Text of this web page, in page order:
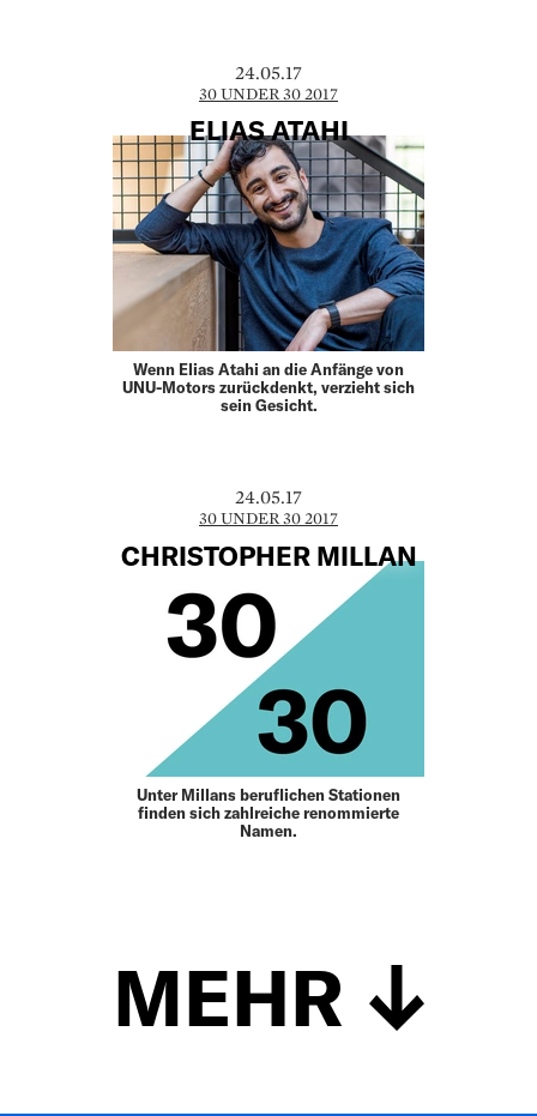
24.05.17
30 UNDER 30 2017
ELIAS ATAHI
Wenn Elias Atahi an die Anfänge von
UNU-Motors zurückdenkt, verzieht sich
sein Gesicht.
24.05.17
30 UNDER 30 2017
CHRISTOPHER MILLAN
Unter Millans beruflichen Stationen
finden sich zahlreiche renommierte
Namen.
MEHR